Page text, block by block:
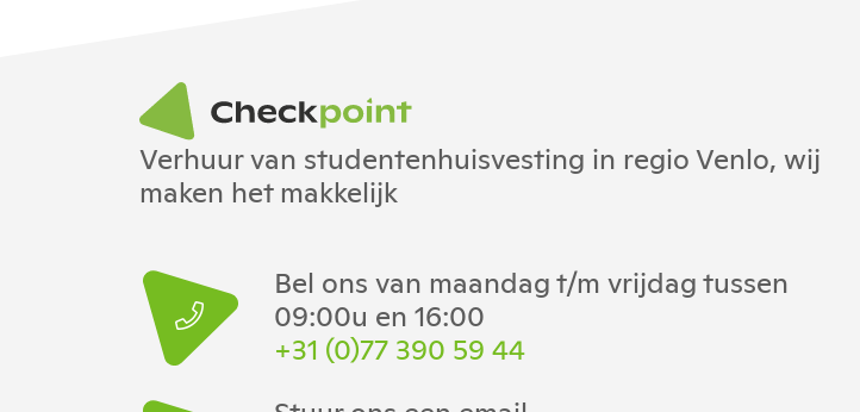
Verhuur van studentenhuisvesting in regio Venlo, wij
maken het makkelijk
Bel ons van maandag t/m vrijdag tussen
09:00u en 16:00
+31 (0)77 390 59 44